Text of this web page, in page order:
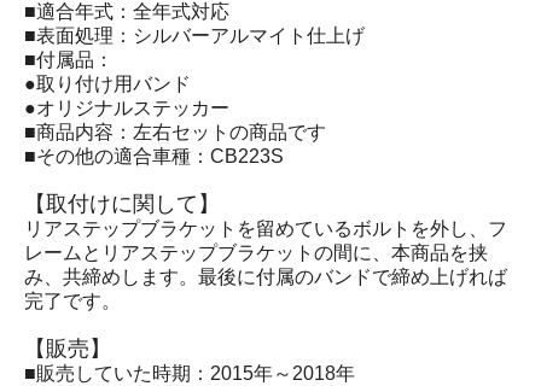
■適合年式：全年式対応
■表面処理：シルバーアルマイト仕上げ
■付属品：
●取り付け用バンド
●オリジナルステッカー
■商品内容：左右セットの商品です
■その他の適合車種：CB223S
【取付けに関して】
リアステップブラケットを留めているボルトを外し、フ
レームとリアステップブラケットの間に、本商品を挟
み、共締めします。最後に付属のバンドで締め上げれば
完了です。
【販売】
■販売していた時期：2015年～2018年